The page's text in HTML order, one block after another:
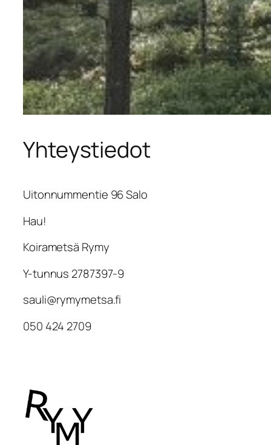
Yhteystiedot
Uitonnummentie 96 Salo
Hau!
Koirametsä Rymy
Y-tunnus 2787397-9
sauli@rymymetsa.fi
050 424 2709